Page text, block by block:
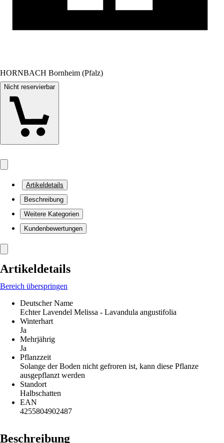
HORNBACH Bornheim (Pfalz)
Nicht reservierbar
Artikeldetails
Beschreibung
Weitere Kategorien
Kundenbewertungen
Artikeldetails
Bereich überspringen
Deutscher Name
Echter Lavendel Melissa - Lavandula angustifolia
Winterhart
Ja
Mehrjährig
Ja
Pflanzzeit
Solange der Boden nicht gefroren ist, kann diese Pflanze
ausgepflanzt werden
Standort
Halbschatten
EAN
4255804902487
Beschreibung